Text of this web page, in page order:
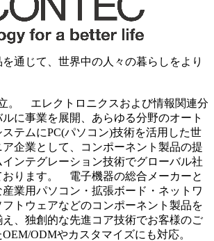
通じて、世界中の人々の暮らしをより
。 エレクトロニクスおよび情報関連分
に事業を展開、あらゆる分野のオート
ステムにPC(パソコン)技術を活用した世
企業として、コンポーネント製品の提
ンテグレーション技術でグローバル社
おります。 電子機器の総合メーカーと
産業用パソコン・拡張ボード・ネットワ
トウェアなどのコンポーネント製品を
、独創的な先進コア技術でお客様のご
OEM/ODMやカスタマイズにも対応。